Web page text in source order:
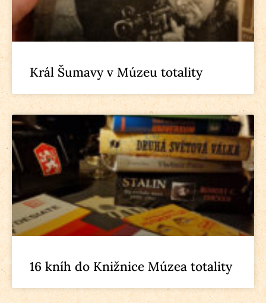
Král Šumavy v Múzeu totality
16 kníh do Knižnice Múzea totality